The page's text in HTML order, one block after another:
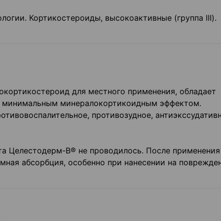
Кортикостероиды, высокоактивные (группа III).
для местного применения, обладает
минералокортикоидным эффектом.
противозудное,
Целестодерм-В® не проводилось. После применения
абсорбция, особенно при нанесении на